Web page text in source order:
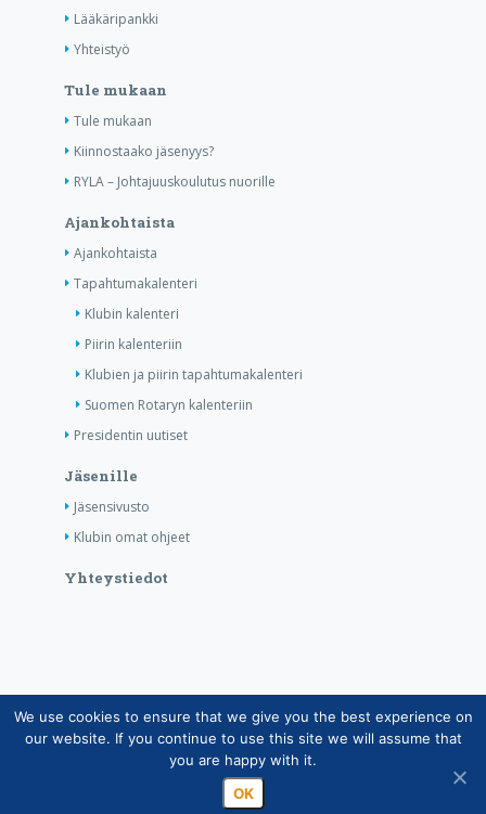
Lääkäripankki
Yhteistyö
Tule mukaan
Tule mukaan
Kiinnostaako jäsenyys?
RYLA – Johtajuuskoulutus nuorille
Ajankohtaista
Ajankohtaista
Tapahtumakalenteri
Klubin kalenteri
Piirin kalenteriin
Klubien ja piirin tapahtumakalenteri
Suomen Rotaryn kalenteriin
Presidentin uutiset
Jäsenille
Jäsensivusto
Klubin omat ohjeet
Yhteystiedot
Copyright © Suomen Rotarypalvelu ry 2026 |
Jäsentietojärjestelmän tietosuojaseloste|Henkilötietojen
käsittely Rotarytoiminnassa
We use cookies to ensure that we give you the best experience on
our website. If you continue to use this site we will assume that
you are happy with it.
OK